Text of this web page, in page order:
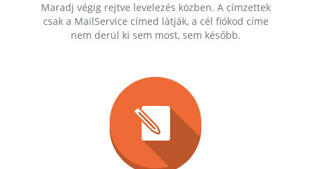
Maradj végig rejtve levelezés közben. A címzettek
csak a MailService címed látják, a cél fiókod címe
nem derül ki sem most, sem később.